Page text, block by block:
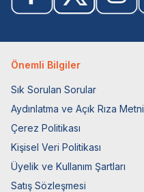
Önemli Bilgiler
Sık Sorulan Sorular
Aydınlatma ve Açık Rıza Metni
Çerez Politikası
Kişisel Veri Politikası
Üyelik ve Kullanım Şartları
Satış Sözleşmesi